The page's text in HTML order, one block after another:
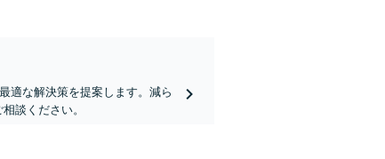
適な解決策を提案します。減ら
談ください。